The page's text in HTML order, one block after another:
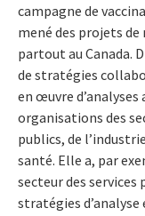
campagne de
mené des projets
partout au Canada.
de stratégies
en œuvre d’analyses
organisations des
publics, de
santé. Elle a, par
secteur des services
stratégies